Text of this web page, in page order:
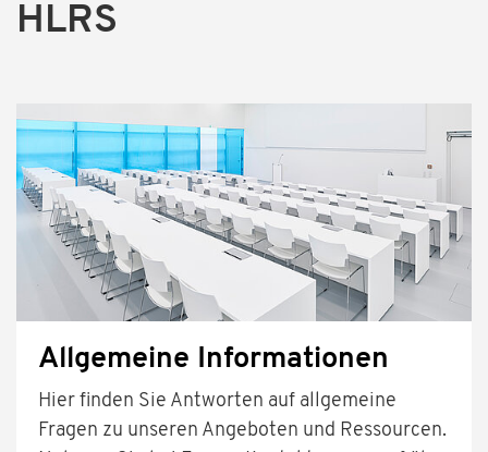
HLRS
Allgemeine Informationen
Hier finden Sie Antworten auf allgemeine
Fragen zu unseren Angeboten und Ressourcen.